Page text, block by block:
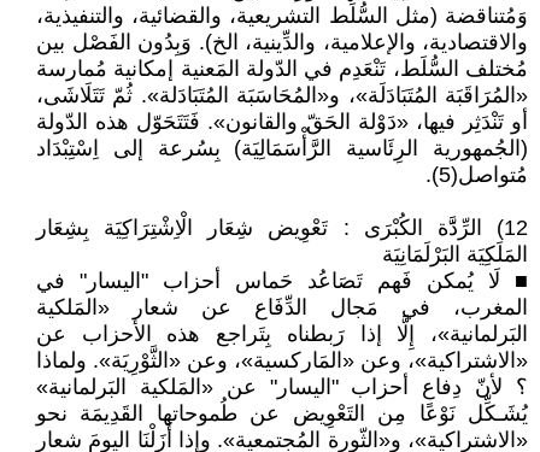
وَمُتناقضة (مثل السُّلَط التشريعية، والقضائية، والتنفيذية،
والاقتصادية، والإعلامية، والدِّينية، الخ). وَبِدُون الفَصْل بين
مُختلف السُّلَط، تَنْعَدِم في الدّولة المَعنية إمكانية مُمارسة
«المُرَاقَبَة المُتَبَادَلَة»، و«المُحَاسَبَة المُتَبَادَلة». ثُمّ تَتَلَاشَى،
أو تَنْدَثِر فيها، «دَوْلة الحَقّ والقانون». فَتَتَحَوّل هذه الدّولة
(الجُمهورية الرِئَاسية الرَّأْسَمَالِيَة) بِسُرعة إلى اِسْتِبْدَاد
مُتواصل(5).
12) الرِّدََّة الكُبْرَى : تَعْوِيض شِعَار الْاِشْتِرَاكِيَة بِشِعَار
المَلَكِيَة البَرْلَمَانِيَة
■ لَا يُمكن فَهم تَصَاعُد حَماس أحزاب "اليسار" في
المغرب، في مَجال الدِّفَاع عن شعار «المَلكية
البَرلمانية»، إِلَّا إذا رَبطناه بِتَراجع هذه الأحزاب عن
«الاشتراكية»، وعن «المَاركسية»، وعن «الثَّوْرِيَة». ولماذا
؟ لأنّ دِفاع أحزاب "اليسار" عن «المَلكية البَرلمانية»
يُشَـكِّل نَوْعًا مِن التَعْوِيض عن طُموحاتها القَدِيمَة نحو
«الاشتراكية»، و«الثّورة المُجتمعية». وإذا أَزَلْنَا اليومَ شعار